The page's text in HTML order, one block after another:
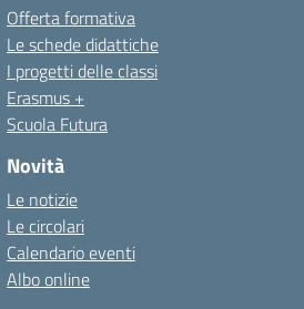
Offerta formativa
Le schede didattiche
I progetti delle classi
Erasmus +
Scuola Futura
Novità
Le notizie
Le circolari
Calendario eventi
Albo online